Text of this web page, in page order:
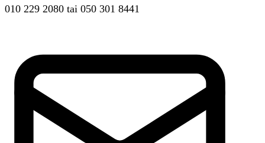
010 229 2080 tai 050 301 8441